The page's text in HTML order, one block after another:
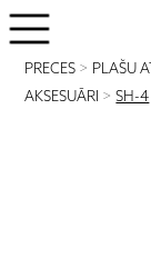
PRECES > PLAŠU
AKSESUĀRI >SH-4